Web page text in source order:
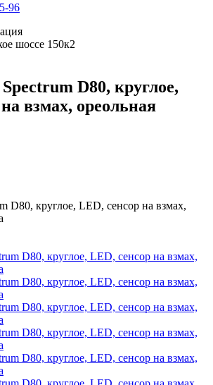
96
шоссе 150к2
D80, круглое,
взмах, ореольная
D80, круглое, LED, сенсор на взмах,